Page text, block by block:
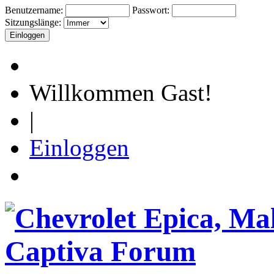
Benutzername:
Passwort:
Sitzungslänge:
Willkommen Gast!
|
Einloggen